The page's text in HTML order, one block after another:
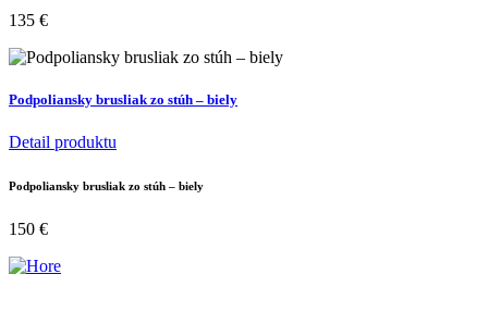
135 €
Podpoliansky brusliak zo stúh – biely
Detail produktu
Podpoliansky brusliak zo stúh – biely
150 €